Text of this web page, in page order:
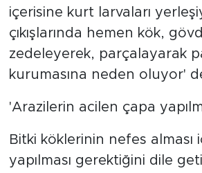
içerisine kurt larvaları
çıkışlarında hemen kök,
zedeleyerek, parçalayarak
kurumasına neden oluyor'
'Arazilerin acilen çapa
Bitki köklerinin nefes alması
yapılması gerektiğini dile